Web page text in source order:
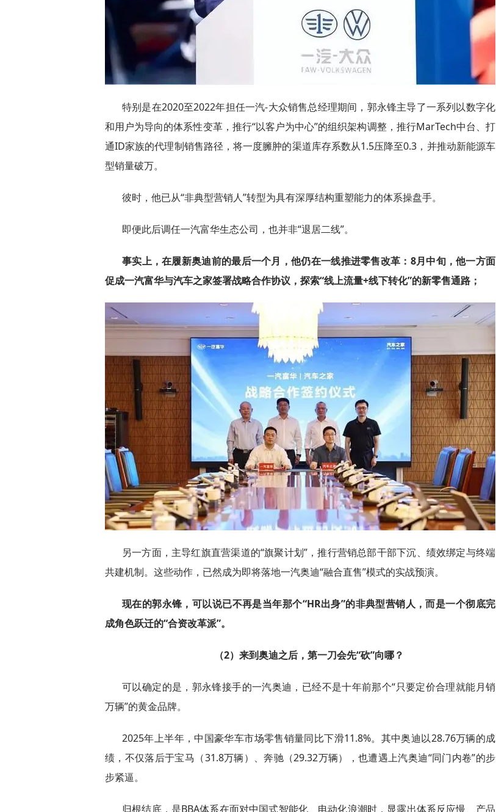
特别是在2020至2022年担任一汽-大众销售总经理期间，郭永锋主导了一系列以数字化
和用户为导向的体系性变革，推行“以客户为中心”的组织架构调整，推行MarTech中台、打
通ID家族的代理制销售路径，将一度臃肿的渠道库存系数从1.5压降至0.3，并推动新能源车
型销量破万。
彼时，他已从“非典型营销人”转型为具有深厚结构重塑能力的体系操盘手。
即便此后调任一汽富华生态公司，也并非“退居二线”。
事实上，在履新奥迪前的最后一个月，他仍在一线推进零售改革：8月中旬，他一方面
促成一汽富华与汽车之家签署战略合作协议，探索“线上流量+线下转化”的新零售通路；
另一方面，主导红旗直营渠道的“旗聚计划”，推行营销总部干部下沉、绩效绑定与终端
共建机制。这些动作，已然成为即将落地一汽奥迪“融合直售”模式的实战预演。
现在的郭永锋，可以说已不再是当年那个“HR出身”的非典型营销人，而是一个彻底完
成角色跃迁的“合资改革派”。
（2）来到奥迪之后，第一刀会先“砍”向哪？
可以确定的是，郭永锋接手的一汽奥迪，已经不是十年前那个“只要定价合理就能月销
万辆”的黄金品牌。
2025年上半年，中国豪华车市场零售销量同比下滑11.8%。其中奥迪以28.76万辆的成
绩，不仅落后于宝马（31.8万辆）、奔驰（29.32万辆），也遭遇上汽奥迪“同门内卷”的步
步紧逼。
归根结底，是BBA体系在面对中国式智能化、电动化浪潮时，显露出体系反应慢、产品